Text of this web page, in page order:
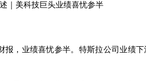
｜美科技巨头业绩喜忧参半
报，业绩喜忧参半。特斯拉公司业绩